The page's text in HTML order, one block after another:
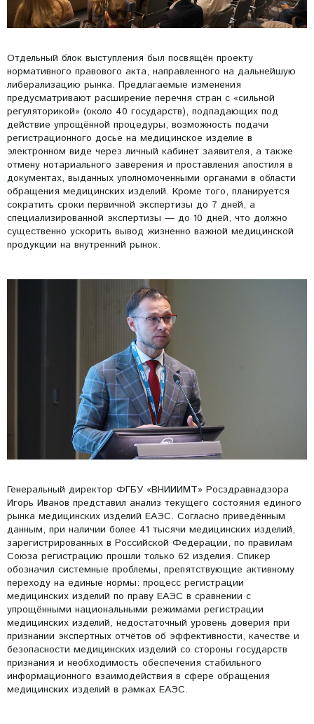
Отдельный блок выступления был посвящён проекту
нормативного правового акта, направленного на дальнейшую
либерализацию рынка. Предлагаемые изменения
предусматривают расширение перечня стран с «сильной
регуляторикой» (около 40 государств), подпадающих под
действие упрощённой процедуры, возможность подачи
регистрационного досье на медицинское изделие в
электронном виде через личный кабинет заявителя, а также
отмену нотариального заверения и проставления апостиля в
документах, выданных уполномоченными органами в области
обращения медицинских изделий. Кроме того, планируется
сократить сроки первичной экспертизы до 7 дней, а
специализированной экспертизы — до 10 дней, что должно
существенно ускорить вывод жизненно важной медицинской
продукции на внутренний рынок.
Генеральный директор ФГБУ «ВНИИИМТ» Росздравнадзора
Игорь Иванов представил анализ текущего состояния единого
рынка медицинских изделий ЕАЭС. Согласно приведённым
данным, при наличии более 41 тысячи медицинских изделий,
зарегистрированных в Российской Федерации, по правилам
Союза регистрацию прошли только 62 изделия. Спикер
обозначил системные проблемы, препятствующие активному
переходу на единые нормы: процесс регистрации
медицинских изделий по праву ЕАЭС в сравнении с
упрощёнными национальными режимами регистрации
медицинских изделий, недостаточный уровень доверия при
признании экспертных отчётов об эффективности, качестве и
безопасности медицинских изделий со стороны государств
признания и необходимость обеспечения стабильного
информационного взаимодействия в сфере обращения
медицинских изделий в рамках ЕАЭС.